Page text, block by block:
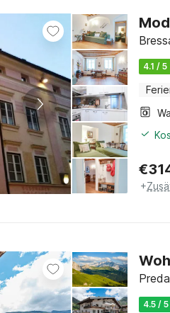
4.1 / 5
€
+
4.5 / 5